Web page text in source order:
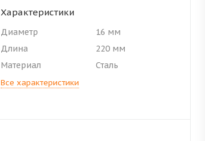
Характеристики
Диаметр
16 мм
Длина
220 мм
Материал
Сталь
Все характеристики